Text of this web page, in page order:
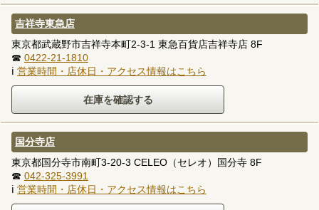
吉祥寺東急店
東京都武蔵野市吉祥寺本町2-3-1 東急百貨店吉祥寺店 8F
☎ 0422-21-1810
ℹ 営業時間・店休日・アクセス情報はこちら
国分寺店
東京都国分寺市南町3-20-3 CELEO（セレオ）国分寺 8F
☎ 042-325-3991
ℹ 営業時間・店休日・アクセス情報はこちら